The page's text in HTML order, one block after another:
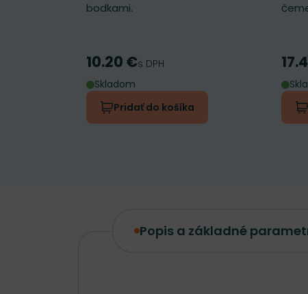
bodkami.
Cena
10.20 €s DPH
Skladom
Pridať do košíka
Popis a základné